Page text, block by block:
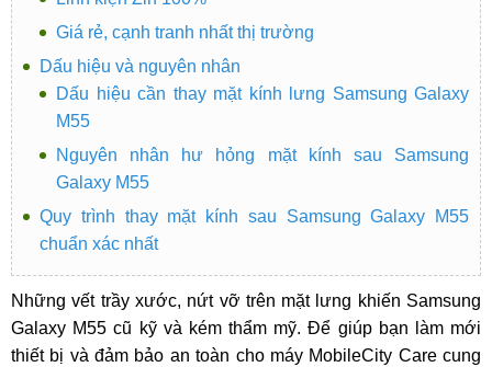
Giá rẻ, cạnh tranh nhất thị trường
Dấu hiệu và nguyên nhân
Dấu hiệu cần thay mặt kính lưng Samsung Galaxy
M55
Nguyên nhân hư hỏng mặt kính sau Samsung
Galaxy M55
Quy trình thay mặt kính sau Samsung Galaxy M55
chuẩn xác nhất
Những vết trầy xước, nứt vỡ trên mặt lưng khiến Samsung
Galaxy M55 cũ kỹ và kém thẩm mỹ. Để giúp bạn làm mới
thiết bị và đảm bảo an toàn cho máy MobileCity Care cung